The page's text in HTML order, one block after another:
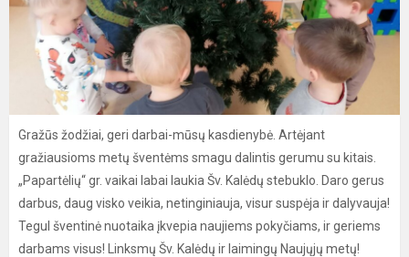
Gražūs žodžiai, geri darbai-mūsų kasdienybė. Artėjant
gražiausioms metų šventėms smagu dalintis gerumu su kitais.
„Papartėlių“ gr. vaikai labai laukia Šv. Kalėdų stebuklo. Daro gerus
darbus, daug visko veikia, netinginiauja, visur suspėja ir dalyvauja!
Tegul šventinė nuotaika įkvepia naujiems pokyčiams, ir geriems
darbams visus! Linksmų Šv. Kalėdų ir laimingų Naujųjų metų!